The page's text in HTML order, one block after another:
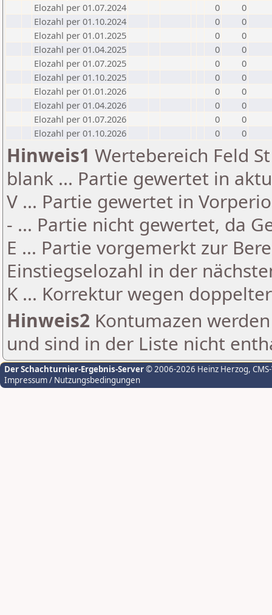
Elozahl per 01.07.2024
0
0
Elozahl per 01.10.2024
0
0
Elozahl per 01.01.2025
0
0
Elozahl per 01.04.2025
0
0
Elozahl per 01.07.2025
0
0
Elozahl per 01.10.2025
0
0
Elozahl per 01.01.2026
0
0
Elozahl per 01.04.2026
0
0
Elozahl per 01.07.2026
0
0
Elozahl per 01.10.2026
0 0
Hinweis1 Wertebereich Feld
blank ... Partie gewertet in
V ... Partie gewertet in
- ... Partie nicht gewertet, da
E ... Partie vorgemerkt zur
Einstiegselozahl in der
K ... Korrektur wegen
Hinweis2 Kontumazen
und sind in der Liste nicht
Der Schachturnier-Ergebnis-Server© 2006-2026 Heinz Herzog,
Impressum / Nutzungsbedingungen